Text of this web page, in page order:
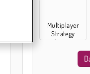
Multiplayer
Strategy
Games